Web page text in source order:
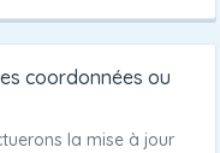
coordonnées ou
la mise à jour